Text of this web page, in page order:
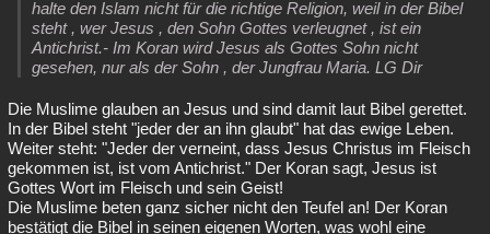
halte den Islam nicht für die richtige Religion, weil in der Bibel
steht , wer Jesus , den Sohn Gottes verleugnet , ist ein
Antichrist.- Im Koran wird Jesus als Gottes Sohn nicht
gesehen, nur als der Sohn , der Jungfrau Maria. LG Dir
Die Muslime glauben an Jesus und sind damit laut Bibel gerettet.
In der Bibel steht "jeder der an ihn glaubt" hat das ewige Leben.
Weiter steht: "Jeder der verneint, dass Jesus Christus im Fleisch
gekommen ist, ist vom Antichrist." Der Koran sagt, Jesus ist
Gottes Wort im Fleisch und sein Geist!
Die Muslime beten ganz sicher nicht den Teufel an! Der Koran
bestätigt die Bibel in seinen eigenen Worten, was wohl eine